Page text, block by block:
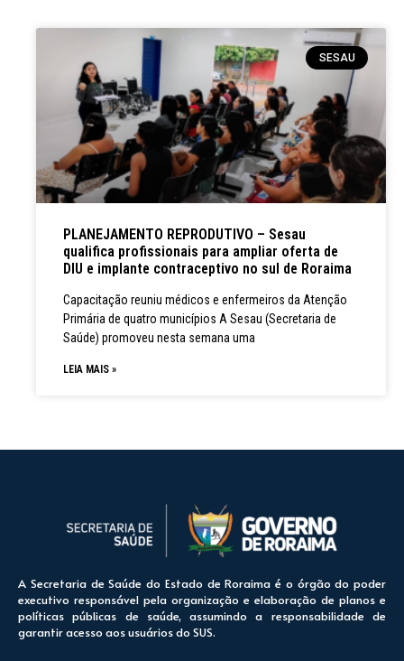
SESAU
PLANEJAMENTO REPRODUTIVO – Sesau
qualifica profissionais para ampliar oferta de
DIU e implante contraceptivo no sul de Roraima
Capacitação reuniu médicos e enfermeiros da Atenção
Primária de quatro municípios A Sesau (Secretaria de
Saúde) promoveu nesta semana uma
LEIA MAIS »
A Secretaria de Saúde do Estado de Roraima é o órgão do poder
executivo responsável pela organização e elaboração de planos e
políticas públicas de saúde, assumindo a responsabilidade de
garantir acesso aos usuários do SUS.